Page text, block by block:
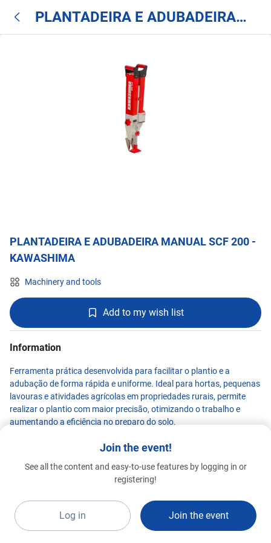
PLANTADEIRA E ADUBADEIRA
MANUAL SCF 200 - KAWASHIMA
PLANTADEIRA E ADUBADEIRA MANUAL SCF 200 -
KAWASHIMA
Machinery and tools
Add to my wish list
Information
Ferramenta prática desenvolvida para facilitar o plantio e a
adubação de forma rápida e uniforme. Ideal para hortas, pequenas
lavouras e atividades agrícolas em propriedades rurais, permite
realizar o plantio com maior precisão, otimizando o trabalho e
aumentando a eficiência no preparo do solo.
Join the event!
See all the content and easy-to-use features by logging in or
registering!
Log in Join the event